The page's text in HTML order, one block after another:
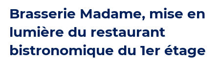
Brasserie Madame, mise en
lumière du restaurant
bistronomique du 1er étage